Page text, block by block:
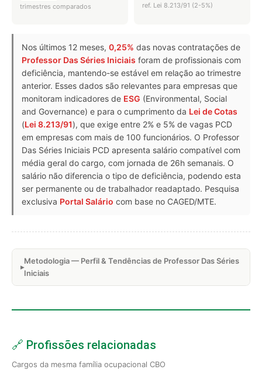
trimestres comparados ref. Lei 8.213/91 (2-5%)
Nos últimos 12 meses, 0,25% das novas contratações de
Professor Das Séries Iniciais foram de profissionais com
deficiência, mantendo-se estável em relação ao trimestre
anterior. Esses dados são relevantes para empresas que
monitoram indicadores de ESG (Environmental, Social
and Governance) e para o cumprimento da Lei de Cotas
(Lei 8.213/91), que exige entre 2% e 5% de vagas PCD
em empresas com mais de 100 funcionários. O Professor
Das Séries Iniciais PCD apresenta salário compatível com
média geral do cargo, com jornada de 26h semanais. O
salário não diferencia o tipo de deficiência, podendo esta
ser permanente ou de trabalhador readaptado. Pesquisa
exclusiva Portal Salário com base no CAGED/MTE.
Metodologia — Perfil & Tendências de Professor Das Séries
Iniciais
🔗 Profissões relacionadas
Cargos da mesma família ocupacional CBO